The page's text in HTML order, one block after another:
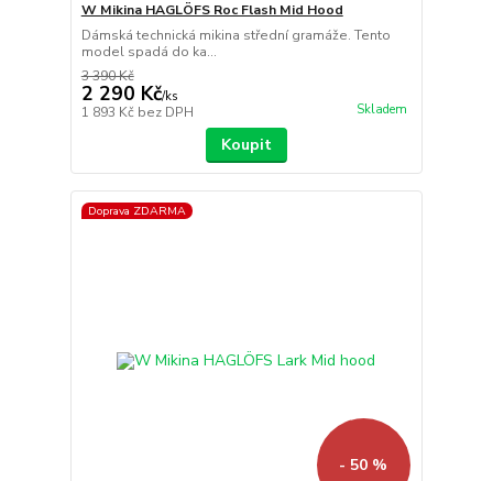
W Mikina HAGLÖFS Roc Flash Mid Hood
Dámská technická mikina střední gramáže. Tento
model spadá do ka...
3 390 Kč
2 290 Kč/ks
1 893 Kč bez DPH Skladem
Koupit
Doprava ZDARMA
- 50 %